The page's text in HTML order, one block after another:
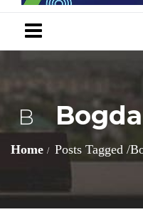
B
Home Posts Tagged /